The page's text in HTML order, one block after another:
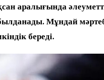
аралығында
Мұндай
береді.